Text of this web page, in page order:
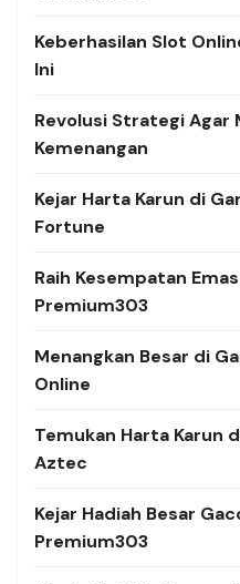
Keberhasilan Slot
Ini
Revolusi Strategi Agar
Kemenangan
Kejar Harta Karun di
Fortune
Raih Kesempatan
Premium303
Menangkan Besar di
Online
Temukan Harta Karun
Aztec
Kejar Hadiah Besar
Premium303